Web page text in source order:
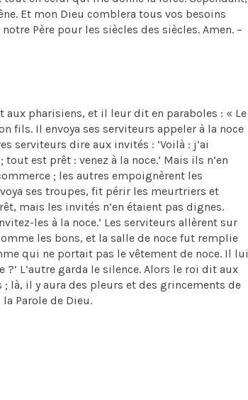
Et mon Dieu comblera tous vos besoins
Père pour les siècles des siècles. Amen. –
aux pharisiens, et il leur dit en paraboles : « Le
fils. Il envoya ses serviteurs appeler à la noce
serviteurs dire aux invités : ‘Voilà : j’ai
est prêt : venez à la noce.’ Mais ils n’en
; les autres empoignèrent les
ses troupes, fit périr les meurtriers et
mais les invités n’en étaient pas dignes.
les à la noce.’ Les serviteurs allèrent sur
les bons, et la salle de noce fut remplie
qui ne portait pas le vêtement de noce. Il lui
L’autre garda le silence. Alors le roi dit aux
là, il y aura des pleurs et des grincements de
Parole de Dieu.